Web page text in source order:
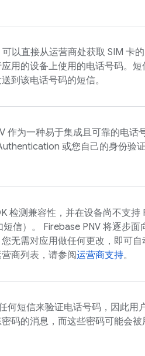
可以直接从运营商处获取 SIM 卡
用的设备上使用的电话号码。短
到该电话号码的短信。
作为一种易于集成且可靠的电话
或您自己的身份验
检测兼容性，并在设备尚不支持
信）。 Firebase PNV 将逐步面
无需对应用做任何更改，即可自
商列表，请参阅运营商支持。
何短信来验证电话号码，因此用
码的消息，而这些密码可能会被